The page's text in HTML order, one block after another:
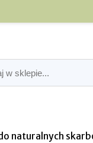
naturalnych